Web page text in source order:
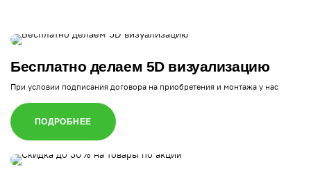
Бесплатно делаем 5D визуализацию
При условии подписания договора на приобретения и монтажа у нас
ПОДРОБНЕЕ